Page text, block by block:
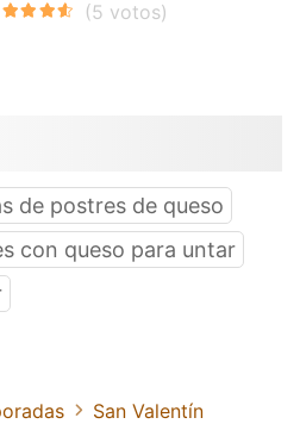
de postres de queso
con queso para untar
San Valentín